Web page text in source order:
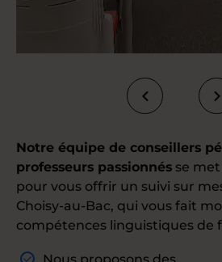
Notre équipe de conseillers
professeurs passionnés se
pour vous offrir un suivi sur
Choisy-au-Bac, qui vous fait
compétences linguistiques de